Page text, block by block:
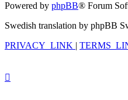
Powered by phpBB® Forum
Swedish translation by phpBB
PRIVACY_LINK |